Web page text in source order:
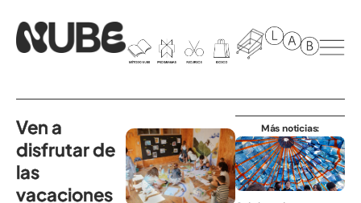
Ven a
disfrutar de
las
vacaciones
Más noticias: